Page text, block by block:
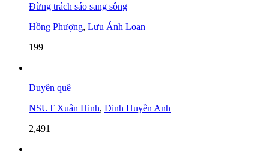
Đừng trách sáo sang sông
Hồng Phượng, Lưu Ánh Loan
199
Duyên quê
NSUT Xuân Hinh, Đinh Huyền Anh
2,491